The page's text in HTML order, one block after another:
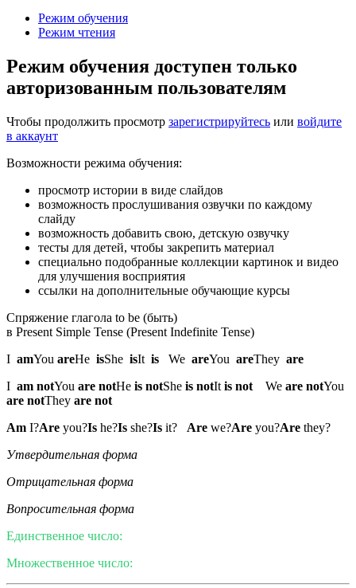
Режим обучения
Режим чтения
Режим обучения доступен только
авторизованным пользователям
Чтобы продолжить просмотр зарегистрируйтесь или войдите
в аккаунт
Возможности режима обучения:
просмотр истории в виде слайдов
возможность прослушивания озвучки по каждому
слайду
возможность добавить свою, детскую озвучку
тесты для детей, чтобы закрепить материал
специально подобранные коллекции картинок и видео
для улучшения восприятия
ссылки на дополнительные обучающие курсы
Спряжение глагола to be (быть)
в Present Simple Tense (Present Indefinite Tense)
I amYou areHe isShe isIt is We areYou areThey are
I am notYou are notHe is notShe is notIt is not We are notYou
are notThey are not
Am I?Are you?Is he?Is she?Is it? Are we?Are you?Are they?
Утвердительная форма
Отрицательная форма
Вопросительная форма
Единственное число:
Множественное число: